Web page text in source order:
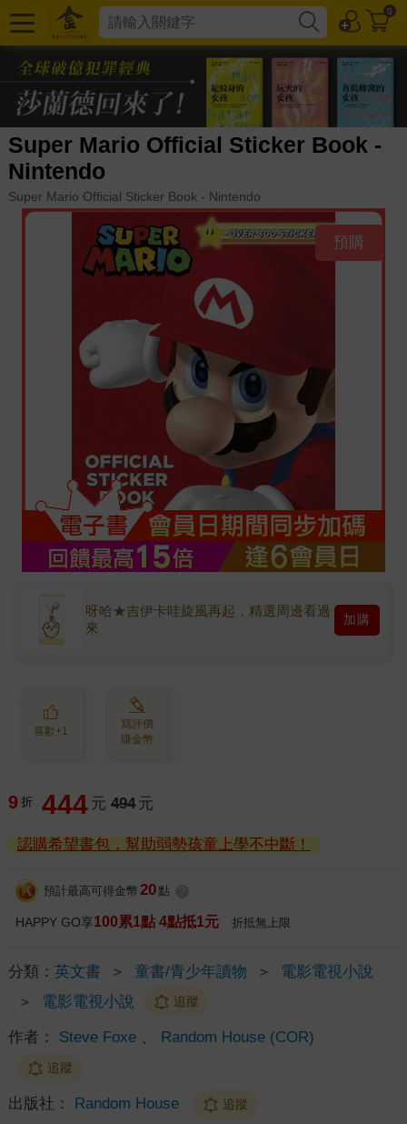
0
Super Mario Official Sticker Book -
Nintendo
Super Mario Official Sticker Book - Nintendo
預購
呀哈★吉伊卡哇旋風再起，精選周邊看過
來
加購
喜歡+1
寫評價
賺金幣
9 折 444 元 494 元
認購希望書包，幫助弱勢孩童上學不中斷！
預計最高可得金幣 20 點
HAPPY GO享100累1點 4點抵1元 折抵無上限
分類： 英文書 ＞ 童書/青少年讀物 ＞
電影電視小說
＞
電影電視小說 追蹤
作者： Steve Foxe、 Random House (COR)
追蹤
出版社： Random House 追蹤